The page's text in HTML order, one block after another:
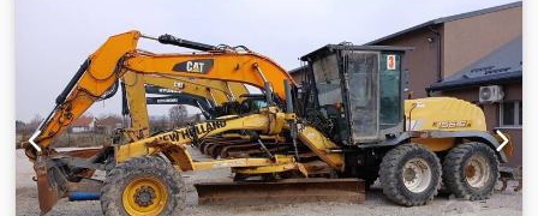
+ RIPPER, ÅRSMODELL 2012, DRIFTTIMMAR: 4237 Drivning:
6x4 Motor: 6-cylindrig turbodiesel Effekt: 200 hk (150 kW)
vid 2 200 rpm Arbetande vikt: 16 000 kg (35 274 lbs)
Skärlängd: 4,27 m (14 fot) Max. lyfthöjd över mark: 450 mm
(17,7 tum) Max. sänkning under mark: 725 mm (28,5 tum)
Hydraulflöde: 130 l/min (34,3 GPM) Credpfx Aajw Hqb Sotjf
Växellåda: Helautomatisk PowerShift, 6 fram-/3 backväxlar
Vändradie: 7,4 m (24 fot 3 tum) Max. hastighet